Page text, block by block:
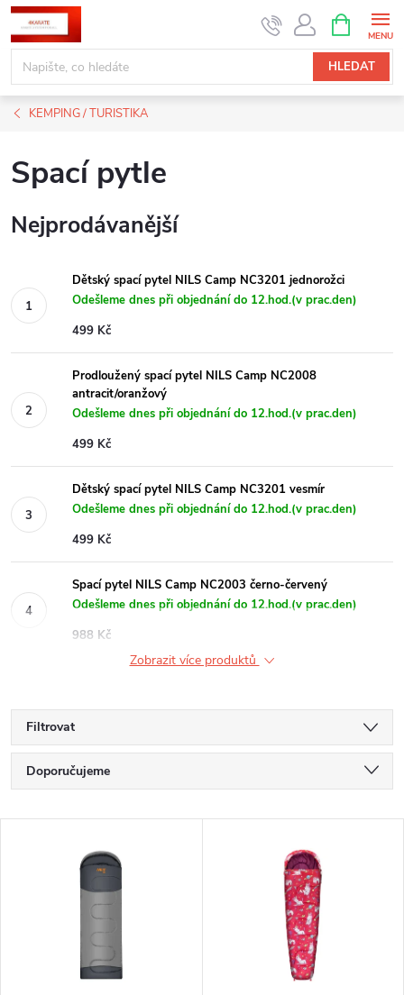
Přejít
na
obsah
HLEDAT
NÁKUPNÍ
KOŠÍK
KEMPING / TURISTIKA
Spací pytle
Nejprodávanější
Dětský spací pytel NILS Camp NC3201 jednorožci
Odešleme dnes při objednání do 12.hod.(v prac.den)
499 Kč
Prodloužený spací pytel NILS Camp NC2008
antracit/oranžový
Odešleme dnes při objednání do 12.hod.(v prac.den)
499 Kč
Dětský spací pytel NILS Camp NC3201 vesmír
Odešleme dnes při objednání do 12.hod.(v prac.den)
499 Kč
Spací pytel NILS Camp NC2003 černo-červený
Odešleme dnes při objednání do 12.hod.(v prac.den)
988 Kč
Zobrazit více produktů
Filtrovat
Ř
a
Doporučujeme
Nejprodávanější